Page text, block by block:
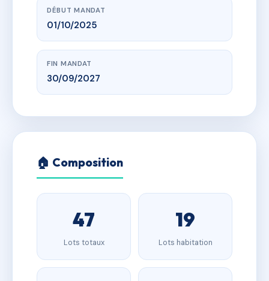
DÉBUT MANDAT
01/10/2025
FIN MANDAT
30/09/2027
🏠 Composition
47
Lots totaux
19
Lots habitation